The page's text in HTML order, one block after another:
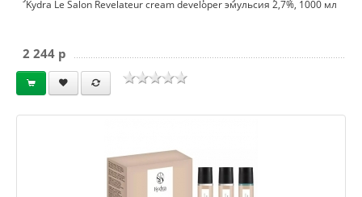
Kydra Le Salon Revelateur cream developer эмульсия 2,7%, 1000 мл
2 244 p